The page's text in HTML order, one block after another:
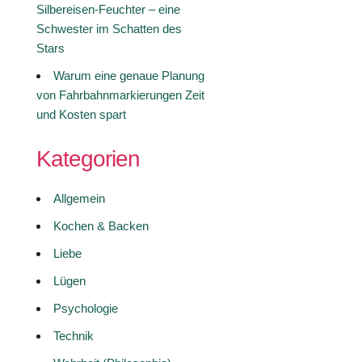
Silbereisen-Feuchter – eine
Schwester im Schatten des
Stars
Warum eine genaue Planung
von Fahrbahnmarkierungen Zeit
und Kosten spart
Kategorien
Allgemein
Kochen & Backen
Liebe
Lügen
Psychologie
Technik